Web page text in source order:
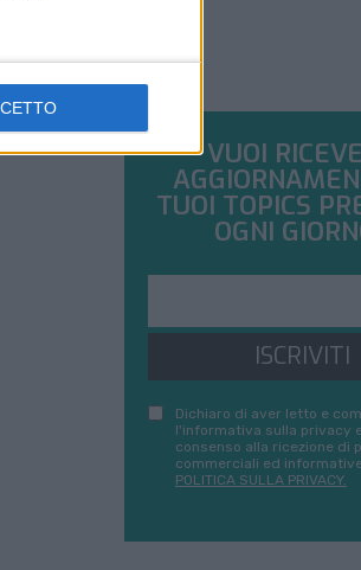
VUOI
TUOI TOPICS
OGNI
ISCRIVITI
Dichiaro di aver letto e
l'informativa sulla privacy
consenso alla ricezione di
commerciali ed
POLITICA SULLA PRIVACY.